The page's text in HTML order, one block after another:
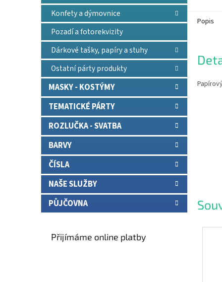
Konfety a dýmovnice
Pozadí a fotorekvizity
Dárkové tašky, papíry a stuhy
Ostatní párty produkty
MASKY - KOSTÝMY
TEMATICKÉ PÁRTY
ROZLUČKA - SVATBA
BARVY
ČÍSLA
NAŠE SLUŽBY
PŮJČOVNA
Přijímáme online platby
Popis